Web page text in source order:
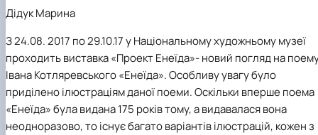
Дідук Марина
З 24.08. 2017 по 29.10.17 у Національному художньому музеї
проходить виставка «Проект Енеїда»- новий погляд на
Івана Котляревського «Енеїда». Особливу увагу було
приділено ілюстраціям даної поеми. Оскільки вперше поема
«Енеїда» була видана 175 років тому, а видавалася вона
неодноразово, то існує багато варіантів ілюстрацій, кожен з